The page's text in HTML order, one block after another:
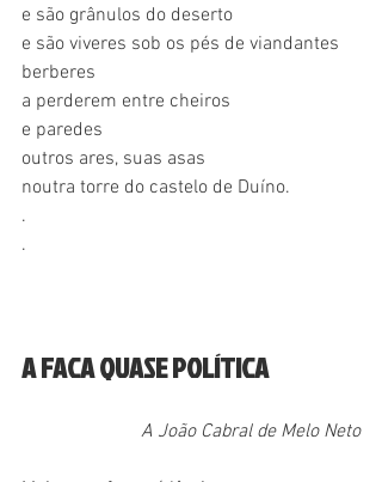
e são grânulos do deserto
e são viveres sob os pés de viandantes
berberes
a perderem entre cheiros
e paredes
outros ares, suas asas
noutra torre do castelo de Duíno.
.
.
A FACA QUASE POLÍTICA
A João Cabral de Melo Neto